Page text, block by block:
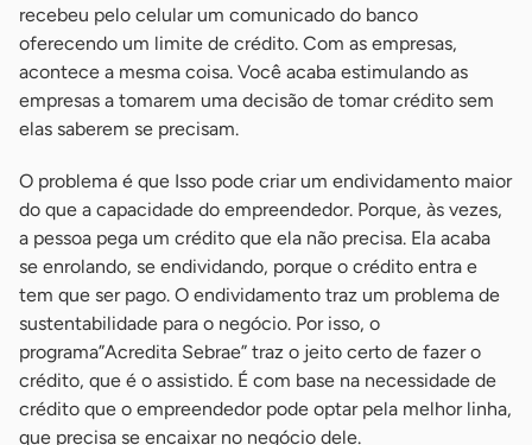
recebeu pelo celular um comunicado do banco
oferecendo um limite de crédito. Com as empresas,
acontece a mesma coisa. Você acaba estimulando as
empresas a tomarem uma decisão de tomar crédito sem
elas saberem se precisam.
O problema é que Isso pode criar um endividamento maior
do que a capacidade do empreendedor. Porque, às vezes,
a pessoa pega um crédito que ela não precisa. Ela acaba
se enrolando, se endividando, porque o crédito entra e
tem que ser pago. O endividamento traz um problema de
sustentabilidade para o negócio. Por isso, o
programa”Acredita Sebrae” traz o jeito certo de fazer o
crédito, que é o assistido. É com base na necessidade de
crédito que o empreendedor pode optar pela melhor linha,
que precisa se encaixar no negócio dele.